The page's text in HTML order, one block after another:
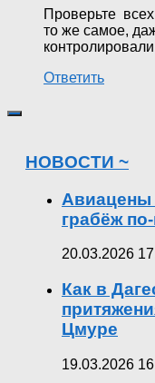
Проверьте
то же самое,
Ответить
НОВОСТИ ~
Авиацены
грабёж
20.03.2026
Как в
Цмуре
19.03.2026